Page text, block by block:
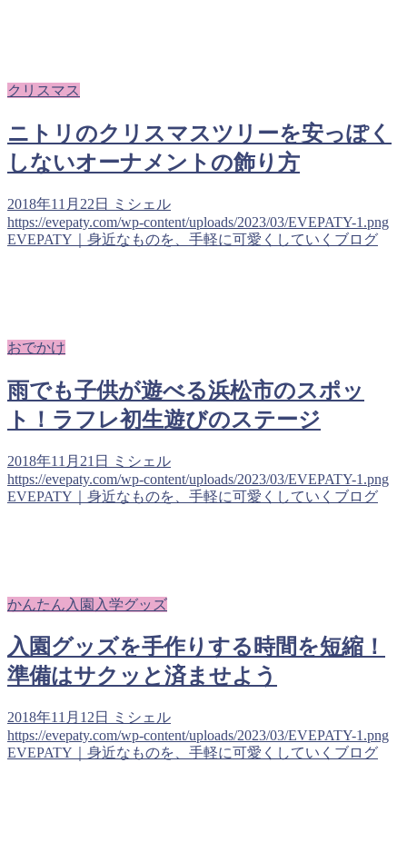
クリスマス
ニトリのクリスマスツリーを安っぽく
しないオーナメントの飾り方
2018年11月22日
ミシェル
https://evepaty.com/wp-content/uploads/2023/03/EVEPATY-1.png
EVEPATY｜身近なものを、手軽に可愛くしていくブログ
おでかけ
雨でも子供が遊べる浜松市のスポッ
ト！ラフレ初生遊びのステージ
2018年11月21日
ミシェル
https://evepaty.com/wp-content/uploads/2023/03/EVEPATY-1.png
EVEPATY｜身近なものを、手軽に可愛くしていくブログ
かんたん入園入学グッズ
入園グッズを手作りする時間を短縮！
準備はサクッと済ませよう
2018年11月12日
ミシェル
https://evepaty.com/wp-content/uploads/2023/03/EVEPATY-1.png
EVEPATY｜身近なものを、手軽に可愛くしていくブログ